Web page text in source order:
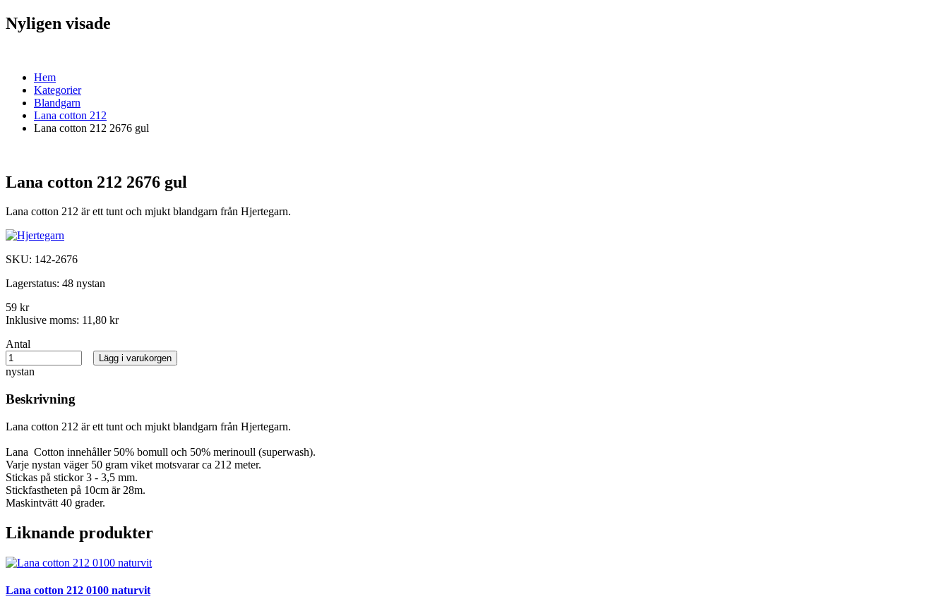
Nyligen visade
Hem
Kategorier
Blandgarn
Lana cotton 212
Lana cotton 212 2676 gul
Lana cotton 212 2676 gul
Lana cotton 212 är ett tunt och mjukt blandgarn från Hjertegarn.
SKU: 142-2676
Lagerstatus: 48 nystan
59 kr
Inklusive moms: 11,80 kr
Antal
nystan
Lägg i varukorgen
Beskrivning
Lana cotton 212 är ett tunt och mjukt blandgarn från Hjertegarn.
Lana Cotton innehåller 50% bomull och 50% merinoull (superwash).
Varje nystan väger 50 gram viket motsvarar ca 212 meter.
Stickas på stickor 3 - 3,5 mm.
Stickfastheten på 10cm är 28m.
Maskintvätt 40 grader.
Liknande produkter
Lana cotton 212 0100 naturvit